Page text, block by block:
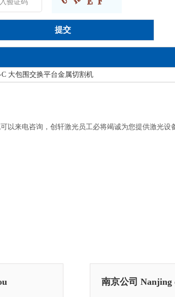
C 大包围交换平台金属切割机
来电咨询，创轩激光员工必将竭诚为您提供激光设
南京公司 Nanjing